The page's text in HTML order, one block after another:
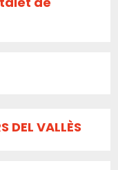
DEL VALLÈS